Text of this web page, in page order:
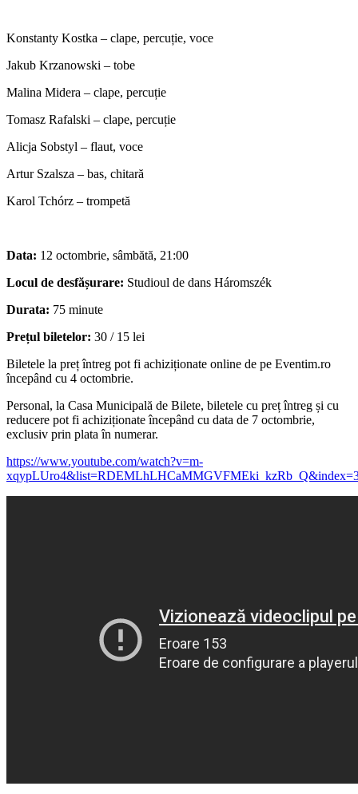
Konstanty Kostka – clape, percuție, voce
Jakub Krzanowski – tobe
Malina Midera – clape, percuție
Tomasz Rafalski – clape, percuție
Alicja Sobstyl – flaut, voce
Artur Szalsza – bas, chitară
Karol Tchórz – trompetă
Data: 12 octombrie, sâmbătă, 21:00
Locul de desfășurare: Studioul de dans Háromszék
Durata: 75 minute
Prețul biletelor: 30 / 15 lei
Biletele la preț întreg pot fi achiziționate online de pe Eventim.ro
începând cu 4 octombrie.
Personal, la Casa Municipală de Bilete, biletele cu preț întreg și cu
reducere pot fi achiziționate începând cu data de 7 octombrie,
exclusiv prin plata în numerar.
https://www.youtube.com/watch?v=m-